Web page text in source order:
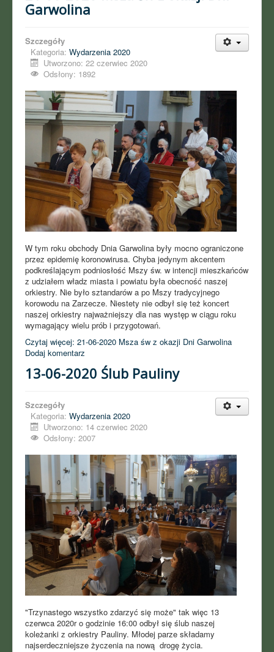
Garwolina
Szczegóły
Kategoria: Wydarzenia 2020
Utworzono: 22 czerwiec 2020
Odsłony: 1892
W tym roku obchody Dnia Garwolina były mocno ograniczone
przez epidemię koronowirusa. Chyba jedynym akcentem
podkreślającym podniosłość Mszy św. w intencji mieszkańców
z udziałem władz miasta i powiatu była obecność naszej
orkiestry. Nie było sztandarów a po Mszy tradycyjnego
korowodu na Zarzecze. Niestety nie odbył się też koncert
naszej orkiestry najważniejszy dla nas występ w ciągu roku
wymagający wielu prób i przygotowań.
Czytaj więcej: 21-06-2020 Msza św z okazji Dni Garwolina
Dodaj komentarz
13-06-2020 Ślub Pauliny
Szczegóły
Kategoria: Wydarzenia 2020
Utworzono: 14 czerwiec 2020
Odsłony: 2007
"Trzynastego wszystko zdarzyć się może" tak więc 13
czerwca 2020r o godzinie 16:00 odbył się ślub naszej
koleżanki z orkiestry Pauliny. Młodej parze składamy
najserdeczniejsze życzenia na nową drogę życia.